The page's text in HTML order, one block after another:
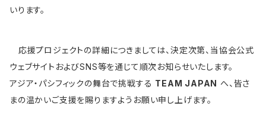
いります。
応援プロジェクトの詳細につきましては、決定次第、当協会公式
ウェブサイトおよびSNS等を通じて順次お知らせいたします。
アジア・パシフィックの舞台で挑戦する TEAM JAPAN へ、皆さ
まの温かいご支援を賜りますようお願い申し上げます。